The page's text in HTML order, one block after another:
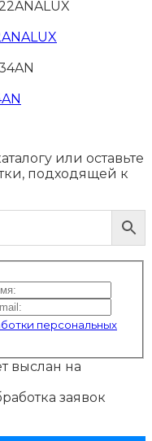
или оставьте
подходящей к
персональных
выслан на
заявок